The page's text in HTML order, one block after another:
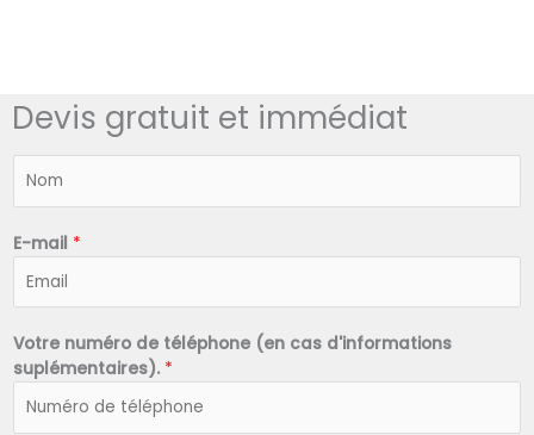
Devis gratuit et immédiat
*
E-mail *
Votre numéro de téléphone (en cas d'informations
suplémentaires). *